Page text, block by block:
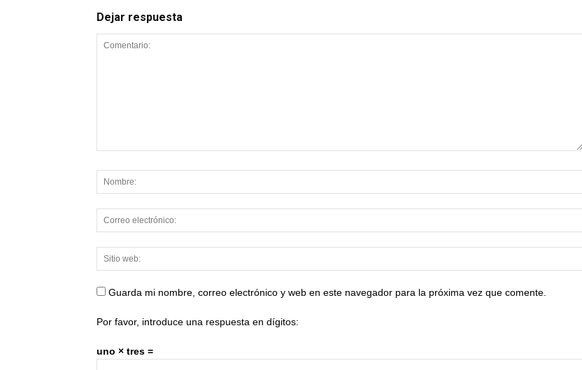
Dejar respuesta
Guarda mi nombre, correo electrónico y web en este navegador para la próxima vez que comente.
Por favor, introduce una respuesta en dígitos:
uno × tres =